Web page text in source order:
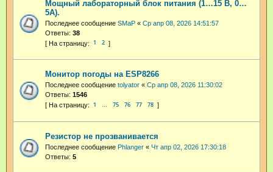
Мощный лабораторный блок питания (1…15 В, 0…
5А).
Последнее сообщение SMaP « Ср апр 08, 2026 14:51:57
Ответы: 38
1 2
Монитор погоды на ESP8266
Последнее сообщение tolyator « Ср апр 08, 2026 11:30:02
Ответы: 1546
1 … 75 76 77 78
Резистор не прозванивается
Последнее сообщение Phlanger « Чт апр 02, 2026 17:30:18
Ответы: 5